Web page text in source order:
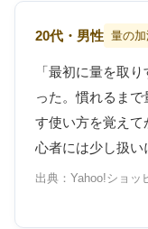
20代・男性 量の
「最初に量を取
った。慣れるま
す使い方を覚え
心者には少し扱い
出典：Yahoo!ショッ